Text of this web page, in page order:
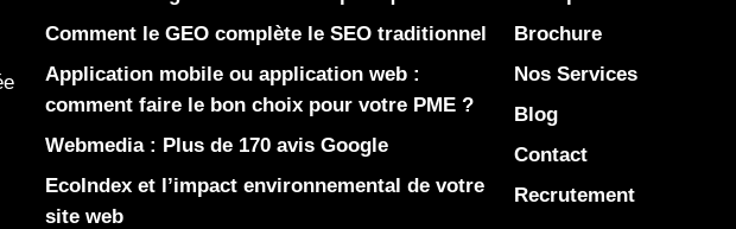
Comment le GEO complète le SEO traditionnel
Application mobile ou application web :
comment faire le bon choix pour votre PME ?
Webmedia : Plus de 170 avis Google
EcoIndex et l’impact environnemental de votre
site web
Brochure
Nos Services
Blog
Contact
Recrutement